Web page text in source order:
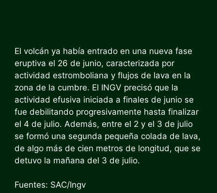
El volcán ya había entrado en una nueva fase
eruptiva el 26 de junio, caracterizada por
actividad estromboliana y flujos de lava en la
zona de la cumbre. El INGV precisó que la
actividad efusiva iniciada a finales de junio se
fue debilitando progresivamente hasta finalizar
el 4 de julio. Además, entre el 2 y el 3 de julio
se formó una segunda pequeña colada de lava,
de algo más de cien metros de longitud, que se
detuvo la mañana del 3 de julio.
Fuentes: SAC/Ingv